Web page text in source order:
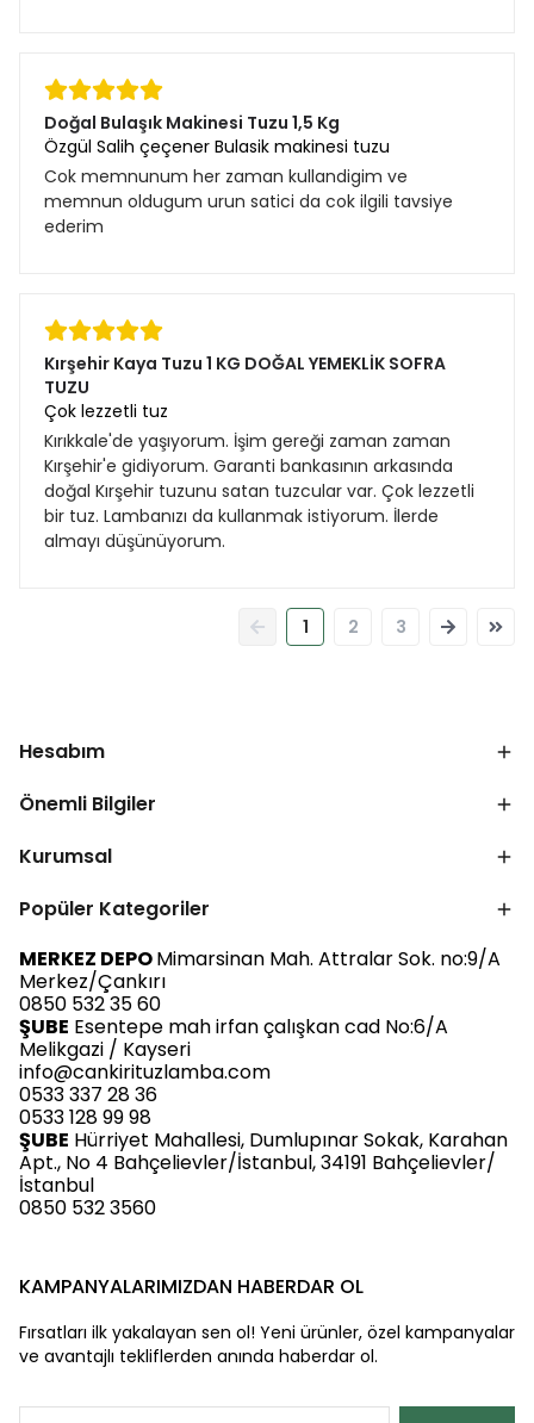
Doğal Bulaşık Makinesi Tuzu 1,5 Kg
Özgül Salih çeçener Bulasik makinesi tuzu
Cok memnunum her zaman kullandigim ve
memnun oldugum urun satici da cok ilgili tavsiye
ederim
Kırşehir Kaya Tuzu 1 KG DOĞAL YEMEKLİK SOFRA
TUZU
Çok lezzetli tuz
Kırıkkale'de yaşıyorum. İşim gereği zaman zaman
Kırşehir'e gidiyorum. Garanti bankasının arkasında
doğal Kırşehir tuzunu satan tuzcular var. Çok lezzetli
bir tuz. Lambanızı da kullanmak istiyorum. İlerde
almayı düşünüyorum.
1 2 3
Hesabım
Önemli Bilgiler
Kurumsal
Popüler Kategoriler
MERKEZ DEPOMimarsinan Mah. Attralar Sok. no:9/A
Merkez/Çankırı
0850 532 35 60
ŞUBE Esentepe mah irfan çalışkan cad No:6/A
Melikgazi / Kayseri
info@cankirituzlamba.com
0533 337 28 36
0533 128 99 98
ŞUBE Hürriyet Mahallesi, Dumlupınar Sokak, Karahan
Apt., No 4 Bahçelievler/İstanbul, 34191 Bahçelievler/
İstanbul
0850 532 3560
KAMPANYALARIMIZDAN HABERDAR OL
Fırsatları ilk yakalayan sen ol! Yeni ürünler, özel kampanyalar
ve avantajlı tekliflerden anında haberdar ol.